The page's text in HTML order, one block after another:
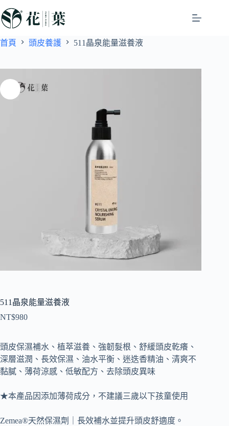
首頁 頭皮養護 511晶泉能量滋養液
511晶泉能量滋養液
NT$980
頭皮保濕補水、植萃滋養、強韌髮根、舒緩頭皮乾癢、
深層滋潤、長效保濕、油水平衡、迷迭香精油、清爽不
黏膩、薄荷涼感、低敏配方、去除頭皮異味
★本產品因添加薄荷成分，不建議三歲以下孩童使用
Zemea®天然保濕劑｜長效補水並提升頭皮舒適度。